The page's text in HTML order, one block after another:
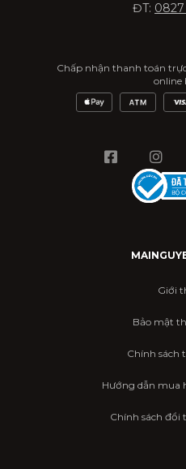
Giới
Bảo mật
Chính sách
Hướng dẫn mua
Chính sách đổi
ĐT: 0827
Chấp nhận thanh toán
online